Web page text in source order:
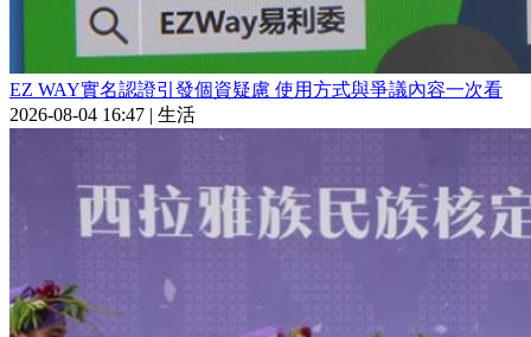
EZ WAY實名認證引發個資疑慮 使用方式與爭議內容一次看
2026-08-04 16:47 | 生活